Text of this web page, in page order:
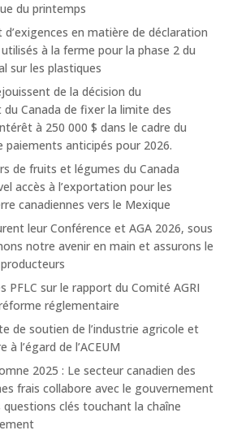
du printemps
en matière de déclaration
à la ferme pour la phase 2 du
sur les plastiques
de la décision du
Canada de fixer la limite des
à 250 000 $ dans le cadre du
paiements anticipés pour 2026.
de fruits et légumes du Canada
accès à l’exportation pour les
canadiennes vers le Mexique
leur Conférence et AGA 2026, sous
notre avenir en main et assurons le
PFLC sur le rapport du Comité AGRI
réglementaire
de soutien de l’industrie agricole et
l’égard de l’ACEUM
2025 : Le secteur canadien des
frais collabore avec le gouvernement
questions clés touchant la chaîne